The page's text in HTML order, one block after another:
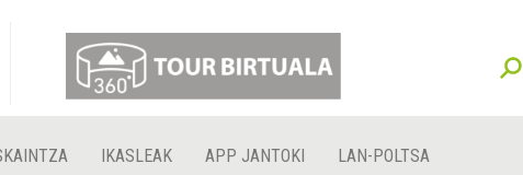
IKASLEAK APP JANTOKI LAN-POLTSA